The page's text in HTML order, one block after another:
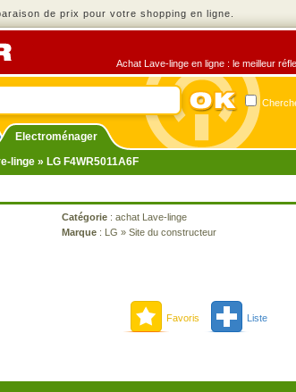
de prix pour votre shopping en ligne.
Achat Lave-linge en ligne : le meilleur
Electroménager
linge » LG F4WR5011A6F
Catégorie : achat Lave-linge
Marque : LG » Site du constructeur
Favoris Liste